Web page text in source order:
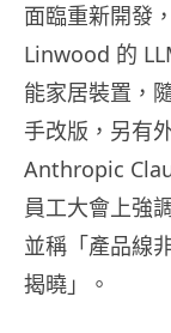
面臨重新開發
Linwood 的
能家居裝置，
手改版，另有
Anthropic
員工大會上強
並稱「產品線
揭曉」。